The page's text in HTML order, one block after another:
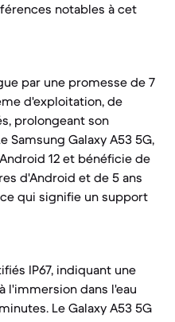
notables à cet
par une promesse de 7
d'exploitation, de
prolongeant son
Samsung Galaxy A53 5G,
12 et bénéficie de
d'Android et de 5 ans
qui signifie un support
IP67, indiquant une
l'immersion dans l'eau
Le Galaxy A53 5G